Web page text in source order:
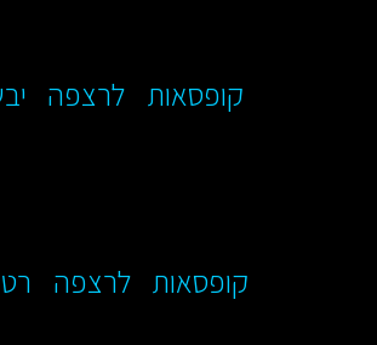
קופסאות לרצפה
קופסאות לרצפה